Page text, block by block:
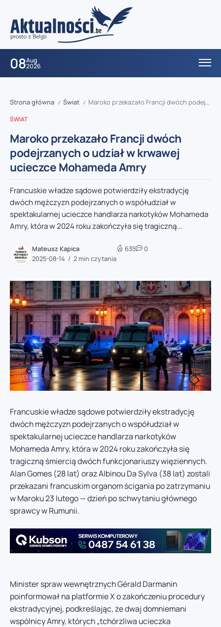
08Aug
2026
Strona główna / Świat / Maroko przekazało Francji dwóch podejrzanych o udział w krwawej ucieczce Mohameda Amry
ŚWIAT
Maroko przekazało Francji dwóch
podejrzanych o udział w krwawej
ucieczce Mohameda Amry
Francuskie władze sądowe potwierdziły ekstradycję
dwóch mężczyzn podejrzanych o współudział w
spektakularnej ucieczce handlarza narkotyków Mohameda
Amry, która w 2024 roku zakończyła się tragiczną...
Mateusz Kapica
2025-08-14
2 min czytania
635 0
Francuskie władze sądowe potwierdziły ekstradycję
dwóch mężczyzn podejrzanych o współudział w
spektakularnej ucieczce handlarza narkotyków
Mohameda Amry, która w 2024 roku zakończyła się
tragiczną śmiercią dwóch funkcjonariuszy więziennych.
Alan Gomes (28 lat) oraz Albinou Da Sylva (38 lat) zostali
przekazani francuskim organom ścigania po zatrzymaniu
w Maroku 23 lutego — dzień po schwytaniu głównego
sprawcy w Rumunii.
Minister spraw wewnętrznych Gérald Darmanin
poinformował na platformie X o zakończeniu procedury
ekstradycyjnej, podkreślając, że dwaj domniemani
wspólnicy Amry, których „tchórzliwa ucieczka